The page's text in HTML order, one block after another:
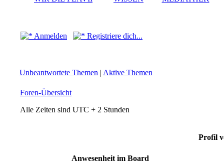
Anmelden Registriere dich...
Unbeantwortete Themen | Aktive Themen
Foren-Übersicht
Alle Zeiten sind UTC + 2 Stunden
Profil
Anwesenheit im Board